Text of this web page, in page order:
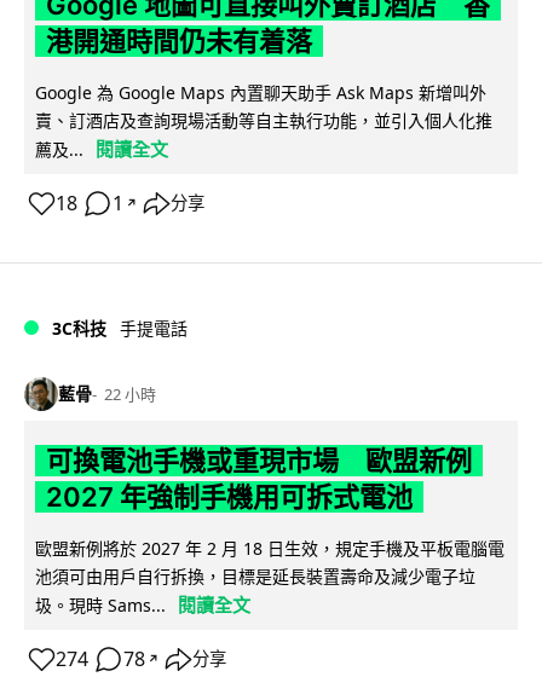
港開通時間仍未有着落
Google 為 Google Maps 內置聊天助手 Ask Maps 新增叫外
賣、訂酒店及查詢現場活動等自主執行功能，並引入個人化推
薦及...
閱讀全文
18 1 ↗ 分享
3C科技 手提電話
藍骨 22 小時
可換電池手機或重現市場 歐盟新例
2027 年強制手機用可拆式電池
歐盟新例將於 2027 年 2 月 18 日生效，規定手機及平板電腦電
池須可由用戶自行拆換，目標是延長裝置壽命及減少電子垃
圾。現時 Sams...
閱讀全文
274 78 ↗ 分享